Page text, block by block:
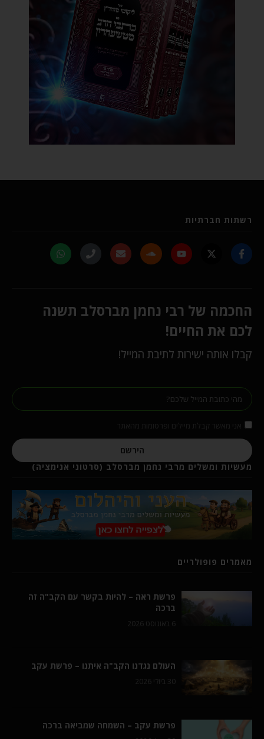
רשתות חברתיות
החכמה של רבי נחמן מברסלב תשנה
לכם את החיים!
קבלו אותה ישירות לתיבת המייל!
הירשם
מעשיות ומשלים מרבי נחמן מברסלב (סרטוני אנימציה)
מאמרים פופולריים
פרשת ראה – להיות בקשר עם הקב"ה זה
ברכה
6 באוגוסט 2026
העולם נגדנו הקב"ה איתנו – פרשת עקב
30 ביולי 2026
פרשת עקב – השמחה שמביאה ברכה